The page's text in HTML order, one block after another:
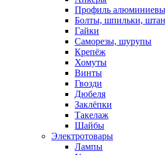
Профиль
Болты, шпильки,
Гайки
Саморезы, шурупы
Крепёж
Хомуты
Винты
Гвозди
Дюбеля
Заклёпки
Такелаж
Шайбы
Электротовары
Лампы